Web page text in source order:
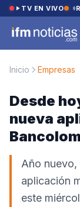
Saltar alTV EN VIVO
Inicio Empresas
Desde
nueva
Año
aplicación
este